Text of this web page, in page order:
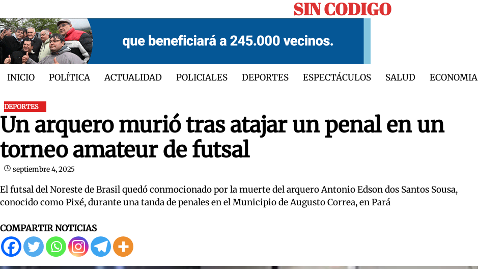
to
content
SIN CODIGO
INICIO POLÍTICA ACTUALIDAD POLICIALES DEPORTES ESPECTÁCULOS SALUD ECONOMIA
DEPORTES
Un arquero murió tras atajar un penal en un
torneo amateur de futsal
septiembre 4, 2025
El futsal del Noreste de Brasil quedó conmocionado por la muerte del arquero Antonio Edson dos Santos Sousa,
conocido como Pixé, durante una tanda de penales en el Municipio de Augusto Correa, en Pará
COMPARTIR NOTICIAS